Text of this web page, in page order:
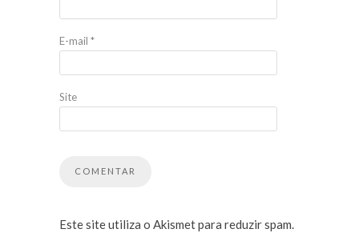
E-mail *
Site
Este site utiliza o Akismet para reduzir spam.